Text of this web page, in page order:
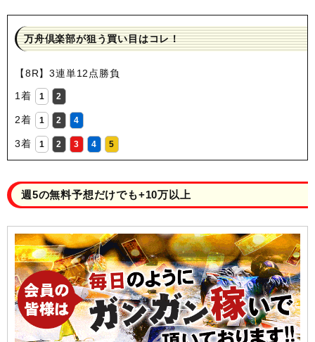
万舟倶楽部が狙う買い目はコレ！
【8R】3連単12点勝負
1着
1 2
2着 1 2 4
3着 1 2 3 4 5
週5の無料予想だけでも+10万以上